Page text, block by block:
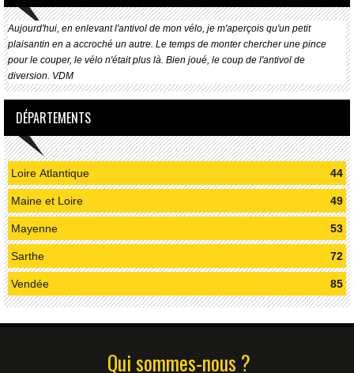
Aujourd'hui, en enlevant l'antivol de mon vélo, je m'aperçois qu'un petit
plaisantin en a accroché un autre. Le temps de monter chercher une pince
pour le couper, le vélo n'était plus là. Bien joué, le coup de l'antivol de
diversion. VDM
DÉPARTEMENTS
Loire Atlantique 44
Maine et Loire 49
Mayenne 53
Sarthe 72
Vendée 85
Qui sommes-nous ?